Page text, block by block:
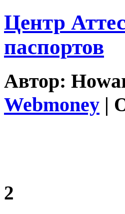
Центр
паспортов
Автор:
Webmoney |
2